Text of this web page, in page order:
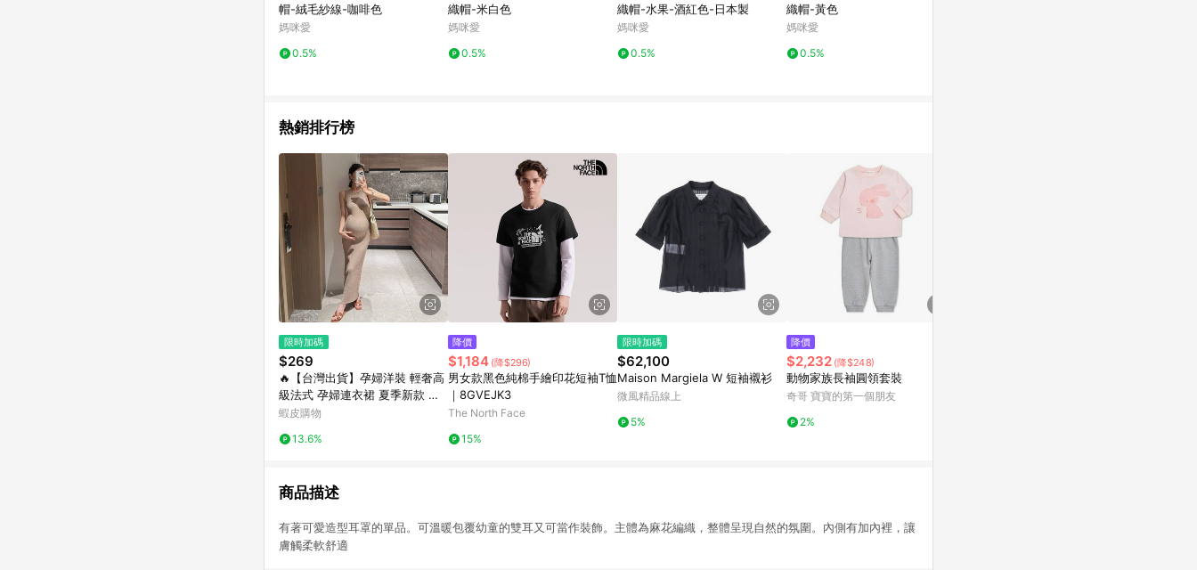
帽-絨毛紗線-咖啡色
媽咪愛
0.5%
織帽-米白色
媽咪愛
0.5%
織帽-水果-酒紅色-日本製
媽咪愛
0.5%
織帽-黃色
媽咪愛
0.5%
熱銷排行榜
限時加碼
$269
🔥【台灣出貨】孕婦洋裝 輕奢高
級法式 孕婦連衣裙 夏季新款 氣
質 修身 潮媽遮肉 精緻針織長裙
蝦皮購物
13.6%
降價
$1,184 (降$296)
男女款黑色純棉手繪印花短袖T恤
｜8GVEJK3
The North Face
15%
限時加碼
$62,100
Maison Margiela W 短袖襯衫
微風精品線上
5%
降價
$2,232 (降$248)
動物家族長袖圓領套裝
奇哥 寶寶的第一個朋友
2%
商品描述
有著可愛造型耳罩的單品。可溫暖包覆幼童的雙耳又可當作裝飾。主體為麻花編織，整體呈現自然的氛圍。內側有加內裡，讓
膚觸柔軟舒適